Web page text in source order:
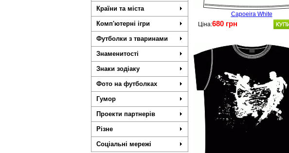
Країни та міста
Комп'ютерні ігри
Футболки з тваринами
Знаменитості
Знаки зодіаку
Фото на футболках
Гумор
Проекти партнерів
Різне
Соціальні мережі
Capoeira White
Ціна:680 грн